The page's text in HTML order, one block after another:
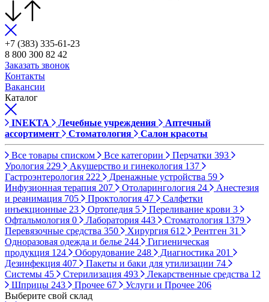
+7 (383) 335-61-23
8 800 300 82 42
Заказать звонок
Контакты
Вакансии
Каталог
INEKTA Лечебные учреждения
Аптечный
ассортимент
Стоматология Салон красоты
Все товары списком Все категории Перчатки 393
Урология 229 Акушерство и гинекология 137
Гастроэнтерология 222 Дренажные устройства 59
Инфузионная терапия 207 Отоларингология 24
Анестезия
и реанимация 705 Проктология 47
Салфетки
инъекционные 23 Ортопедия 5 Переливание крови 3
Офтальмология 0 Лаборатория 443 Стоматология 1379
Перевязочные средства 350 Хирургия 612 Рентген 31
Одноразовая одежда и белье 244
Гигиеническая
продукция 124 Оборудование 248 Диагностика 201
Дезинфекция 407 Пакеты и баки для утилизации 74
Системы 45 Стерилизация 493 Лекарственные средства 12
Шприцы 243 Прочее 67 Услуги и Прочее 206
Выберите свой склад